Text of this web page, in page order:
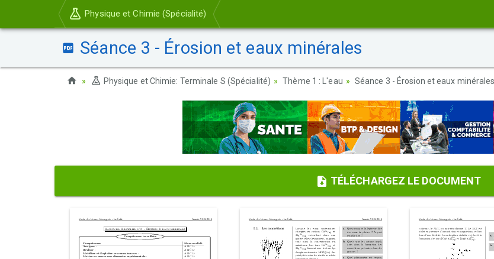
Physique et Chimie (Spécialité)
Séance 3 - Érosion et eaux minérales
Physique et Chimie: Terminale S (Spécialité) Thème 1 : L'eau Séance 3 - Érosion et eaux minérales
TÉLÉCHARGEZ LE DOCUMENT